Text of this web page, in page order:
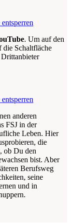
. Um auf den
die Schaltfläche
Drittanbieter
anderen
FSJ in der
Leben. Hier
die
ob Du den
bist. Aber
Berufsweg
seine
und in